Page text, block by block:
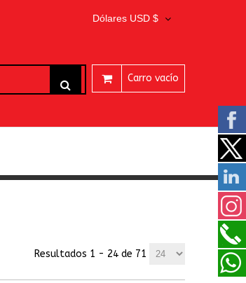
Dólares USD $
Carro vacío
Resultados 1 - 24 de 71